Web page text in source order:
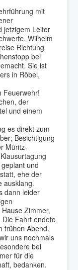
mit
jetzigem Leiter
Wilhelm
Richtung
bei
Sie ist
in Röbel,
Feuerwehr!
der
und einem
es direkt zum
Besichtigung
Müritz-
und
ehe der
ausklang.
dann leider
Zimmer,
Fahrt endete
frühen Abend.
uns nochmals
bei
für die
bedanken.